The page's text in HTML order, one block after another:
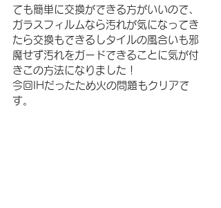
ても簡単に交換ができる方がいいので、
ガラスフィルムなら汚れが気になってき
たら交換もできるしタイルの風合いも邪
魔せず汚れをガードできることに気が付
きこの方法になりました！
今回IHだったため火の問題もクリアで
す。